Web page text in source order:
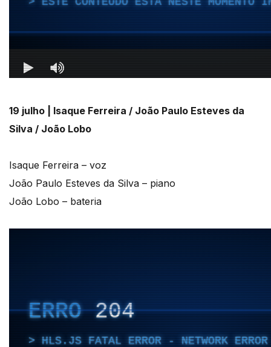
19 julho | Isaque Ferreira / João Paulo Esteves da
Silva / João Lobo
Isaque Ferreira – voz
João Paulo Esteves da Silva – piano
João Lobo – bateria